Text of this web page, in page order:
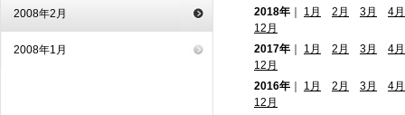
2008年2月
2008年1月
2018年
1月 2月 3月
4月
12月
2017年
1月 2月 3月
4月
12月
2016年
1月 2月 3月
4月
12月